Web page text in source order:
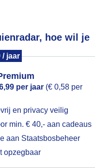
hoe wil je
/ jaar
per jaar (€ 0,58 per
en privacy veilig
min. € 40,- aan cadeaus
aan Staatsbosbeheer
opzegbaar
Weerzine
locatie gebruiken voor
het weer?
geen akkoord op hebt